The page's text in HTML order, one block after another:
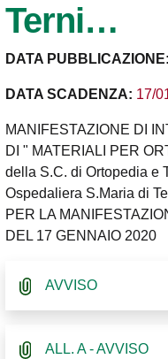
Terni…
DATA PUBBLICAZIONE:
DATA SCADENZA: 17/
MANIFESTAZIONE DI
DI " MATERIALI PER
della S.C. di Ortopedia e
Ospedaliera S.Maria di
PER LA
DEL 17 GENNAIO 2020
AVVISO
ALL. A - AVVISO